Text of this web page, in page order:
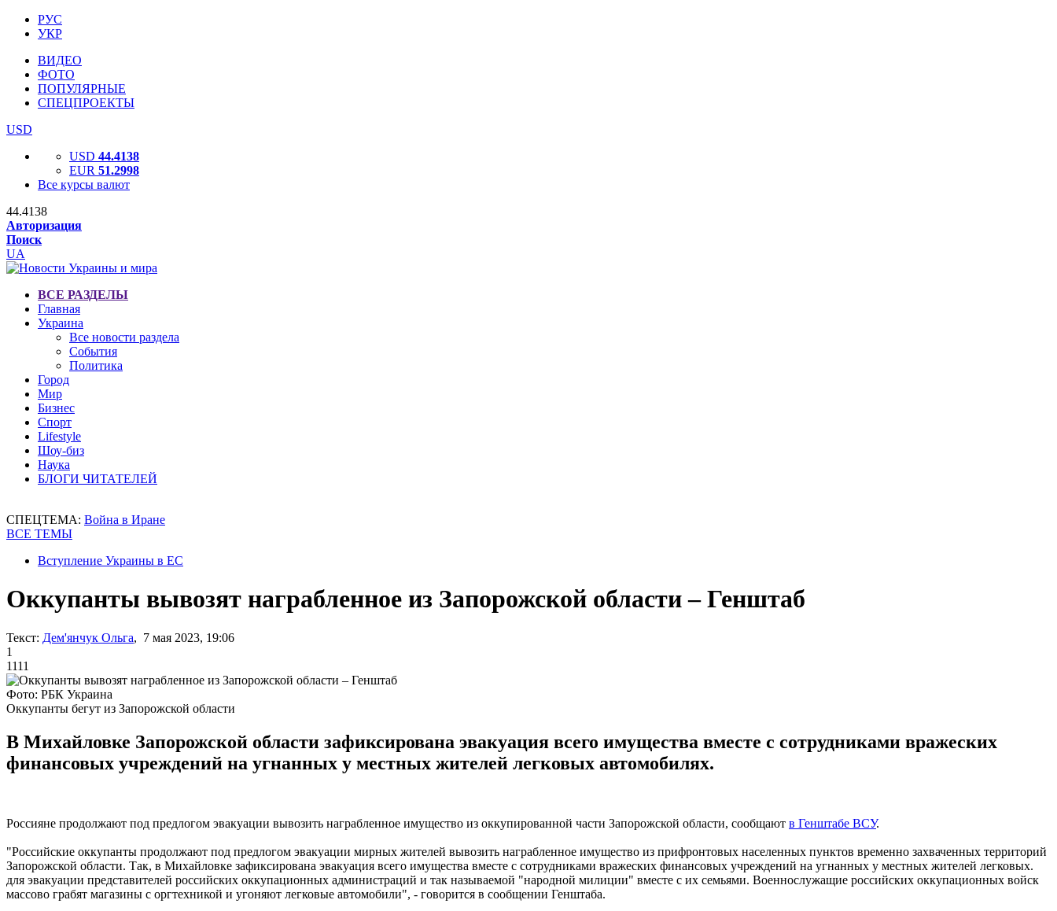
РУС
УКР
ВИДЕО
ФОТО
ПОПУЛЯРНЫЕ
СПЕЦПРОЕКТЫ
USD
USD 44.4138
EUR 51.2998
Все курсы валют
44.4138
Авторизация
Поиск
UA
ВСЕ РАЗДЕЛЫ
Главная
Украина
Все новости раздела
События
Политика
Город
Мир
Бизнес
Спорт
Lifestyle
Шоу-биз
Наука
БЛОГИ ЧИТАТЕЛЕЙ
СПЕЦТЕМА: Война в Иране
ВСЕ ТЕМЫ
Вступление Украины в ЕС
Оккупанты вывозят награбленное из Запорожской области – Генштаб
Текст: Дем'янчук Ольга, 7 мая 2023, 19:06
1
1111
Фото: РБК Украина
Оккупанты бегут из Запорожской области
В Михайловке Запорожской области зафиксирована эвакуация всего имущества вместе с сотрудниками вражеских
финансовых учреждений на угнанных у местных жителей легковых автомобилях.
Россияне продолжают под предлогом эвакуации вывозить награбленное имущество из оккупированной части Запорожской области, сообщают в Генштабе ВСУ.
"Российские оккупанты продолжают под предлогом эвакуации мирных жителей вывозить награбленное имущество из прифронтовых населенных пунктов временно захваченных территорий
Запорожской области. Так, в Михайловке зафиксирована эвакуация всего имущества вместе с сотрудниками вражеских финансовых учреждений на угнанных у местных жителей легковых.
для эвакуации представителей российских оккупационных администраций и так называемой "народной милиции" вместе с их семьями. Военнослужащие российских оккупационных войск
массово грабят магазины с оргтехникой и угоняют легковые автомобили", - говорится в сообщении Генштаба.